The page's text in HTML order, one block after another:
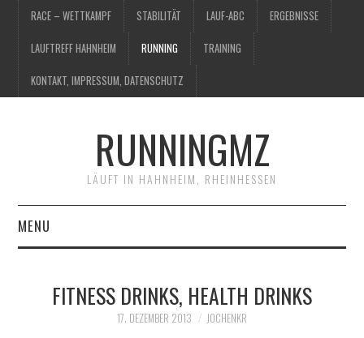
RACE – WETTKAMPF STABILITÄT LAUF-ABC ERGEBNISSE
LAUFTREFF HAHNHEIM RUNNING TRAINING
KONTAKT, IMPRESSUM, DATENSCHUTZ
RUNNINGMZ
LÄUFT IN HAHNHEIM, RHEINHESSEN
MENU
STABILITÄT
FITNESS DRINKS, HEALTH DRINKS
17. DEZEMBER 2013 JOCHENKR